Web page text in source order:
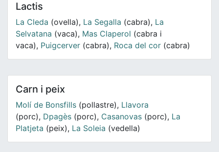
Lactis
La Cleda (ovella), La Segalla (cabra), La
Selvatana (vaca), Mas Claperol (cabra i
vaca), Puigcerver (cabra), Roca del cor (cabra)
Carn i peix
Molí de Bonsfills (pollastre), Llavora
(porc), Dpagès (porc), Casanovas (porc), La
Platjeta (peix), La Soleia (vedella)